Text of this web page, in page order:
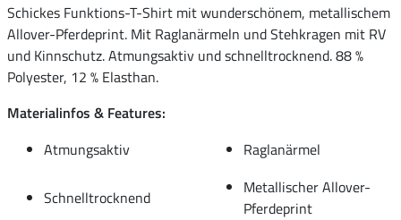
Schickes Funktions-T-Shirt mit wunderschönem, metallischem
Allover-Pferdeprint. Mit Raglanärmeln und Stehkragen mit RV
und Kinnschutz. Atmungsaktiv und schnelltrocknend. 88 %
Polyester, 12 % Elasthan.
Materialinfos & Features:
Atmungsaktiv
Raglanärmel
Schnelltrocknend
Metallischer Allover-
Pferdeprint